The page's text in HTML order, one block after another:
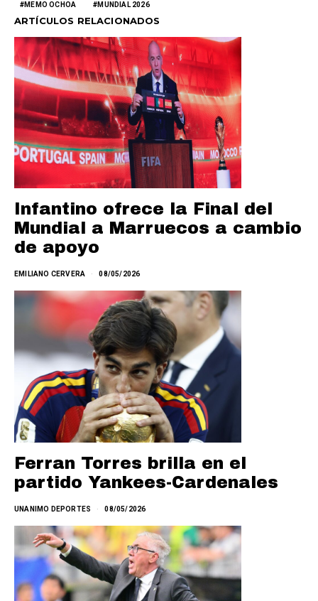
MEMO OCHOA MUNDIAL 2026
ARTÍCULOS RELACIONADOS
Infantino ofrece la Final del
Mundial a Marruecos a cambio
de apoyo
EMILIANO CERVERA 08/05/2026
Ferran Torres brilla en el
partido Yankees-Cardenales
UNANIMO DEPORTES 08/05/2026